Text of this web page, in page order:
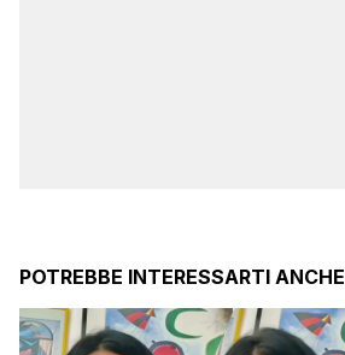
POTREBBE INTERESSARTI ANCHE